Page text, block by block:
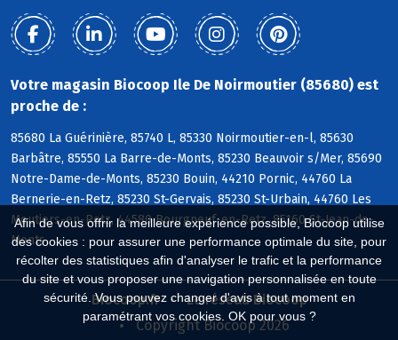
Afin de vous offrir la meilleure expérience possible, Biocoop utilise
des cookies : pour assurer une performance optimale du site, pour
récolter des statistiques afin d'analyser le trafic et la performance
du site et vous proposer une navigation personnalisée en toute
sécurité. Vous pouvez changer d'avis à tout moment en
paramétrant vos cookies. OK pour vous ?
Votre magasin Biocoop Ile De Noirmoutier (85680) est
proche de :
85680 La Guérinière, 85740 L, 85330 Noirmoutier-en-l, 85630
Barbâtre, 85550 La Barre-de-Monts, 85230 Beauvoir s/Mer, 85690
Notre-Dame-de-Monts, 85230 Bouin, 44210 Pornic, 44760 La
Bernerie-en-Retz, 85230 St-Gervais, 85230 St-Urbain, 44760 Les
Moutiers-en-Retz, 44580 Bourgneuf-en-Retz, 85160 St-Jean-de-
Monts
Biocoop.fr
Le réseau Biocoop
Copyright Biocoop 2026